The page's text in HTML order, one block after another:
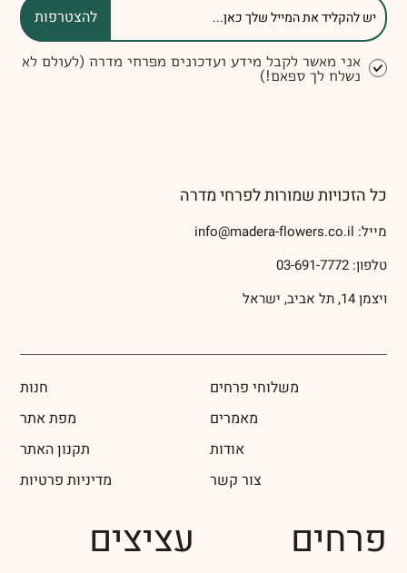
כל הזכויות שמורות לפרחי מדרה
מייל: info@madera-flowers.co.il
טלפון:03-691-7772
ויצמן 14, תל אביב, ישראל
עציצים פרחים
מפת אתר
צור קשר
אודות
מאמרים
משלוחי פרחים
תקנון האתר
מדיניות פרטיות
חנות
להצטרפות
אני מאשר לקבל מידע ועדכונים מפרחי מדרה (לעולם לא
נשלח לך ספאם!)